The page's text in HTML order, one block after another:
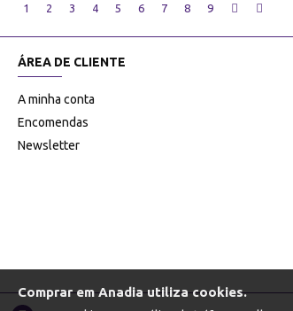
1 2 3 4 5 6 7 8 9
ÁREA DE CLIENTE
A minha conta
Encomendas
Newsletter
Comprar em Anadia utiliza cookies.